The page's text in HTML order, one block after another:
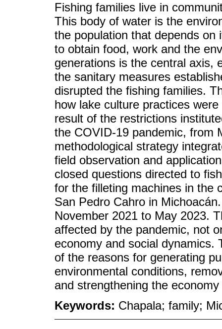
Fishing families live in
This body of water is the
the population that depends
to obtain food, work and the
generations is the central axis,
the sanitary measures
disrupted the fishing families.
how lake culture practices
result of the restrictions
the COVID-19 pandemic, from
methodological strategy
field observation and
closed questions directed to
for the filleting machines in the
San Pedro Cahro in
November 2021 to May 2023.
affected by the pandemic, not
economy and social dynamics.
of the reasons for generating
environmental conditions,
and strengthening the
Keywords: Chapala; family;